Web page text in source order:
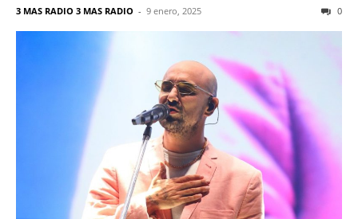
3 MAS RADIO 3 MAS RADIO - 9 enero, 2025 0